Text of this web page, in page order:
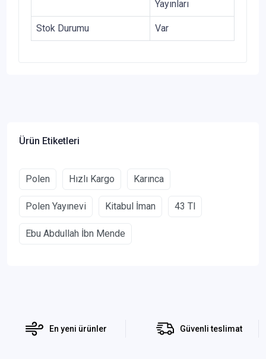
Yayınları
Stok Durumu Var
Ürün Etiketleri
Polen Hızlı Kargo Karınca
Polen Yayınevi Kitabul İman 43 Tl
Ebu Abdullah İbn Mende
En yeni ürünler Güvenli teslimat